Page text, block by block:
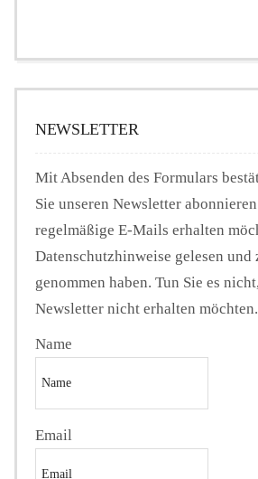
NEWSLETTER
Mit Absenden des Formulars
Sie unseren Newsletter
regelmäßige E-Mails erhalten
Datenschutzhinweise gelesen und
genommen haben. Tun Sie es
Newsletter nicht erhalten möchten.
Name
Email